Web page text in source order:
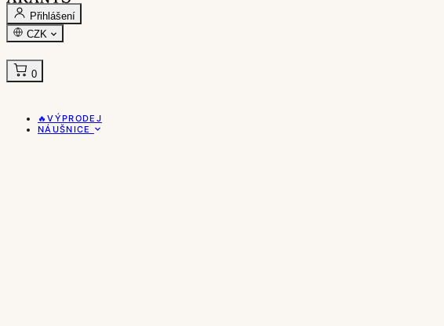
Přihlášení
CZK
0
🔥VÝPRODEJ
NÁUŠNICE